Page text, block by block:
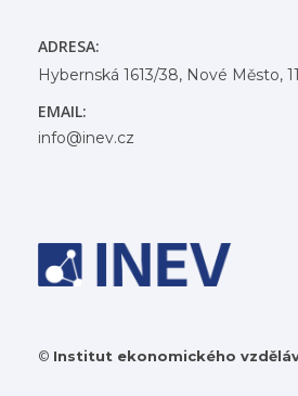
ADRESA:
Hybernská 1613/38, Nové Město,
EMAIL:
info@inev.cz
© Institut ekonomického